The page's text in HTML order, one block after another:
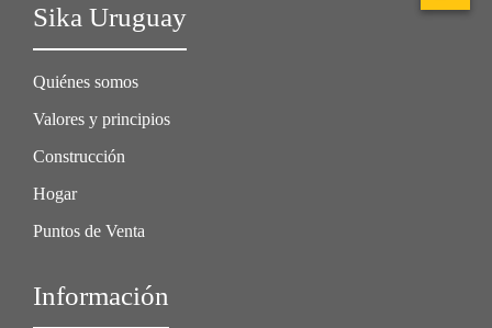
Sika Uruguay
Quiénes somos
Valores y principios
Construcción
Hogar
Puntos de Venta
Información